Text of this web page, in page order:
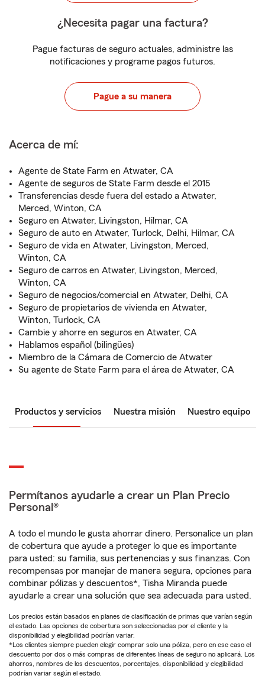
¿Necesita pagar una factura?
Pague facturas de seguro actuales, administre las
notificaciones y programe pagos futuros.
Pague a su manera
Acerca de mí:
Agente de State Farm en Atwater, CA
Agente de seguros de State Farm desde el 2015
Transferencias desde fuera del estado a Atwater,
Merced, Winton, CA
Seguro en Atwater, Livingston, Hilmar, CA
Seguro de auto en Atwater, Turlock, Delhi, Hilmar, CA
Seguro de vida en Atwater, Livingston, Merced,
Winton, CA
Seguro de carros en Atwater, Livingston, Merced,
Winton, CA
Seguro de negocios/comercial en Atwater, Delhi, CA
Seguro de propietarios de vivienda en Atwater,
Winton, Turlock, CA
Cambie y ahorre en seguros en Atwater, CA
Hablamos español (bilingües)
Miembro de la Cámara de Comercio de Atwater
Su agente de State Farm para el área de Atwater, CA
Productos y servicios Nuestra misión Nuestro equipo
Permítanos ayudarle a crear un Plan Precio
Personal®
A todo el mundo le gusta ahorrar dinero. Personalice un plan
de cobertura que ayude a proteger lo que es importante
para usted: su familia, sus pertenencias y sus finanzas. Con
recompensas por manejar de manera segura, opciones para
combinar pólizas y descuentos*, Tisha Miranda puede
ayudarle a crear una solución que sea adecuada para usted.
Los precios están basados en planes de clasificación de primas que varían según
el estado. Las opciones de cobertura son seleccionadas por el cliente y la
disponibilidad y elegibilidad podrían variar.
*Los clientes siempre pueden elegir comprar solo una póliza, pero en ese caso el
descuento por dos o más compras de diferentes líneas de seguro no aplicará. Los
ahorros, nombres de los descuentos, porcentajes, disponibilidad y elegibilidad
podrían variar según el estado.